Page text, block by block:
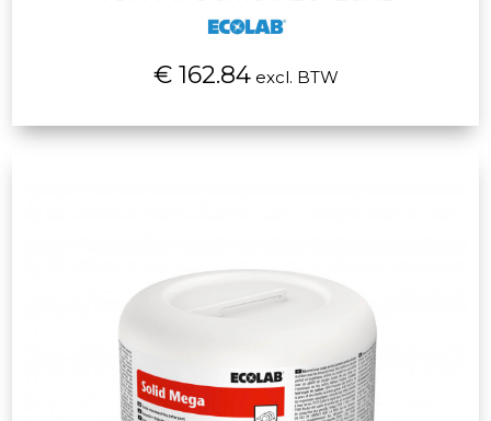
€ 162.84excl. BTW